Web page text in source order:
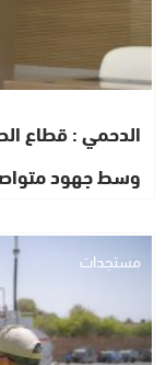
الدحمي : قطاع
وسط جهود
مستجدات